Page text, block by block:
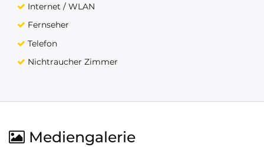
Internet / WLAN
Fernseher
Telefon
Nichtraucher Zimmer
Mediengalerie